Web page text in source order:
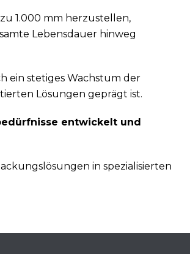
1.000 mm herzustellen,
Lebensdauer hinweg
ein stetiges Wachstum der
Lösungen geprägt ist.
entwickelt und
in spezialisierten